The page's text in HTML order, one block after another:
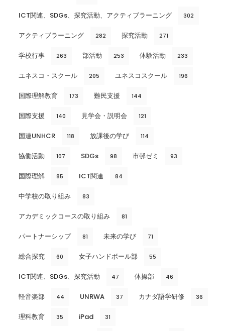
ICT関連、SDGs、探究活動、アクティブラーニング 302
アクティブラーニング 282 探究活動 271
学校行事 263 部活動 253 体験活動 233
ユネスコ・スクール 205 ユネスコスクール 196
国際理解教育 173 難民支援 144
国際支援 140 見学会・説明会 121
国連UNHCR 118 放課後の学び 114
協働活動 107 SDGs 98 市邨ゼミ 93
国際理解 85 ICT関連 84
中学校の取り組み 83
アカデミックコースの取り組み 81
パートナーシップ 81 未来の学び 71
総合探究 60 女子ハンドボール部 55
ICT関連、SDGs、探究活動 47 体操部 46
軽音楽部 44 UNRWA 37 カナダ語学研修 36
理科教育 35 iPad 31